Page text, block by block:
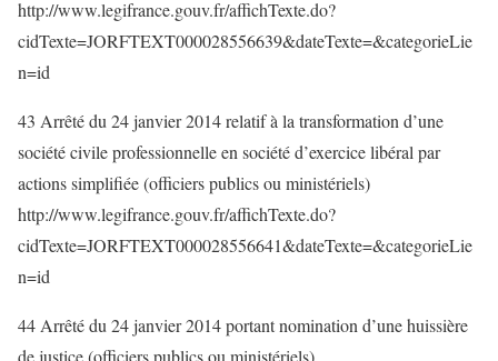
http://www.legifrance.gouv.fr/affichTexte.do?
cidTexte=JORFTEXT000028556639&dateTexte=&categorieLie
n=id
43 Arrêté du 24 janvier 2014 relatif à la transformation d’une
société civile professionnelle en société d’exercice libéral par
actions simplifiée (officiers publics ou ministériels)
http://www.legifrance.gouv.fr/affichTexte.do?
cidTexte=JORFTEXT000028556641&dateTexte=&categorieLie
n=id
44 Arrêté du 24 janvier 2014 portant nomination d’une huissière
de justice (officiers publics ou ministériels)